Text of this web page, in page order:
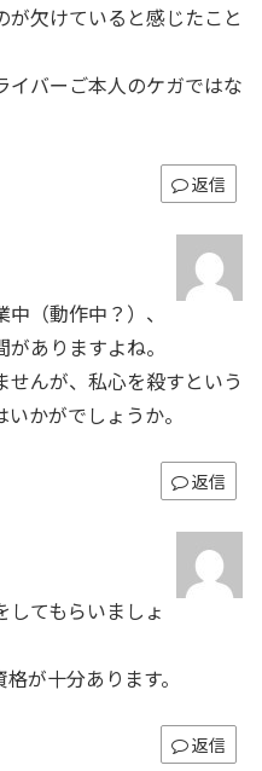
欠けていると感じたこと
イバーご本人のケガではな
返信
（動作中？）、
ありますよね。
んが、私心を殺すという
かがでしょうか。
返信
てもらいましょ
が十分あります。
返信